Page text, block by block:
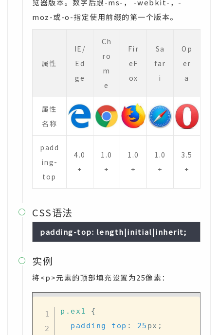
览器版本。数字后跟-ms-， -webkit-，-
moz-或-o-指定使用前缀的第一个版本。
属性
IE/
Ed
ge
Ch
ro
m
e
Fir
eF
ox
Sa
far
i
Op
er
a
属性
名称
padd
ing-
top
4.0
+
1.0
+
1.0
+
1.0
+
3.5
+
 CSS语法
padding-top: length|initial|inherit;
 实例
将<p>元素的顶部填充设置为25像素：
p .ex1
{
padding-top : 25 px ;